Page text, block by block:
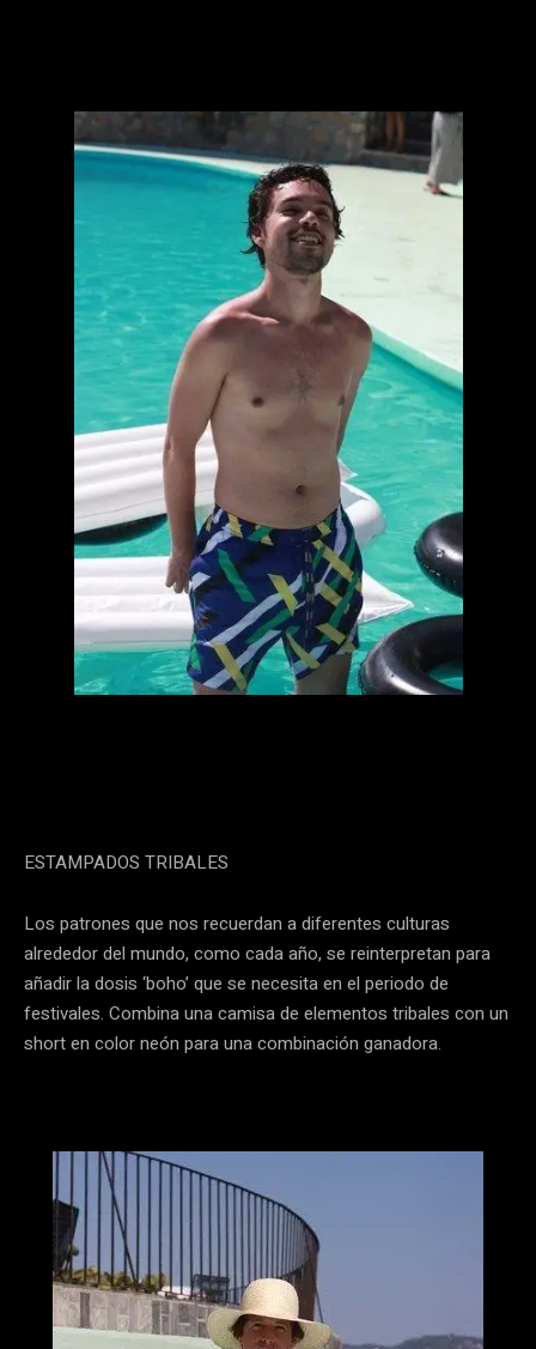
ESTAMPADOS TRIBALES
Los patrones que nos recuerdan a diferentes culturas
alrededor del mundo, como cada año, se reinterpretan para
añadir la dosis ‘boho’ que se necesita en el periodo de
festivales. Combina una camisa de elementos tribales con un
short en color neón para una combinación ganadora.